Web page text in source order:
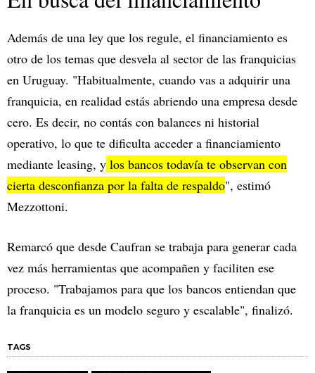
Además de una ley que los regule, el financiamiento es
otro de los temas que desvela al sector de las franquicias
en Uruguay. "Habitualmente, cuando vas a adquirir una
franquicia, en realidad estás abriendo una empresa desde
cero. Es decir, no contás con balances ni historial
operativo, lo que te dificulta acceder a financiamiento
mediante leasing, y los bancos todavía te observan con
cierta desconfianza por la falta de respaldo", estimó
Mezzottoni.
Remarcó que desde Caufran se trabaja para generar cada
vez más herramientas que acompañen y faciliten ese
proceso. "Trabajamos para que los bancos entiendan que
la franquicia es un modelo seguro y escalable", finalizó.
TAGS